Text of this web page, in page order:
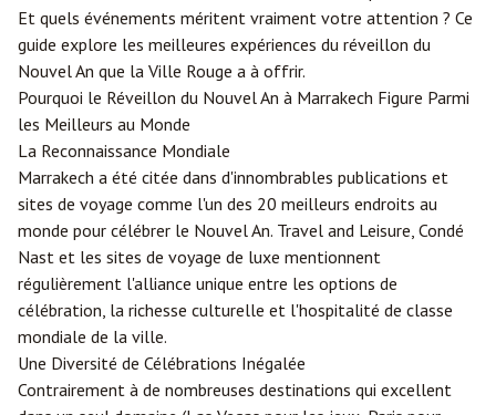
Et quels événements méritent vraiment votre attention ? Ce
guide explore les meilleures expériences du réveillon du
Nouvel An que la Ville Rouge a à offrir.
Pourquoi le Réveillon du Nouvel An à Marrakech Figure Parmi
les Meilleurs au Monde
La Reconnaissance Mondiale
Marrakech a été citée dans d'innombrables publications et
sites de voyage comme l'un des 20 meilleurs endroits au
monde pour célébrer le Nouvel An. Travel and Leisure, Condé
Nast et les sites de voyage de luxe mentionnent
régulièrement l'alliance unique entre les options de
célébration, la richesse culturelle et l'hospitalité de classe
mondiale de la ville.
Une Diversité de Célébrations Inégalée
Contrairement à de nombreuses destinations qui excellent